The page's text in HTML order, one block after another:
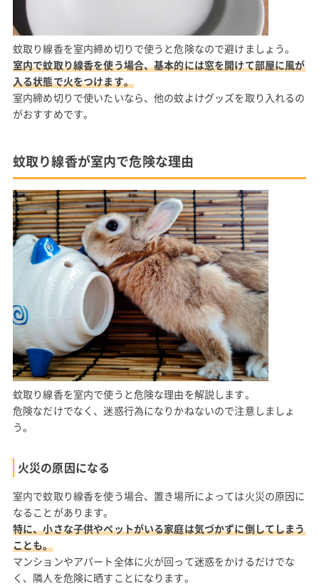
蚊取り線香を室内締め切りで使うと危険なので避けましょう。
室内で蚊取り線香を使う場合、基本的には窓を開けて部屋に風が
入る状態で火をつけます。
室内締め切りで使いたいなら、他の蚊よけグッズを取り入れるの
がおすすめです。
蚊取り線香が室内で危険な理由
蚊取り線香を室内で使うと危険な理由を解説します。
危険なだけでなく、迷惑行為になりかねないので注意しましょ
う。
火災の原因になる
室内で蚊取り線香を使う場合、置き場所によっては火災の原因に
なることがあります。
特に、小さな子供やペットがいる家庭は気づかずに倒してしまう
ことも。
マンションやアパート全体に火が回って迷惑をかけるだけでな
く、隣人を危険に晒すことになります。